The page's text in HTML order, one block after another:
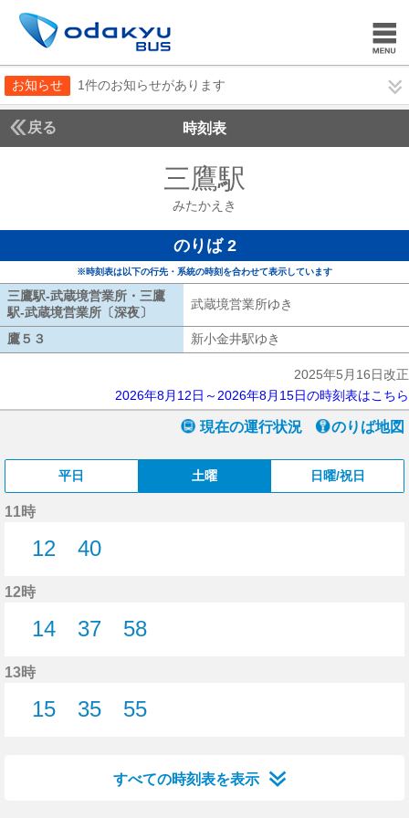
お知らせ 1件のお知らせがあります
戻る 時刻表
三鷹駅
みたかえき
のりば 2
※時刻表は以下の行先・系統の時刻を合わせて表示しています
三鷹駅-武蔵境営業所・三鷹
駅-武蔵境営業所〔深夜〕
三鷹駅-武蔵境営業所・三鷹駅-武蔵境営業所
武蔵境営業所ゆき
鷹５３ 新小金井駅ゆき
2025年5月16日改正
2026年8月12日～2026年8月15日の時刻表はこちら
現在の運行状況 のりば地図
平日 土曜 日曜/祝日
11時
12
40
12時
14
37
58
13時
15
35
55
すべての時刻表を表示